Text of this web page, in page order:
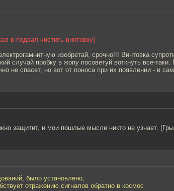
в подвал чистить винтовку]
изобретай, срочно!!! Винтовка
случай пробку в жопу посоветуй воткнуть все-таки.
не спасет, но вот от поноса при их появлении - в
защитит, и мои пошлые мысли никто не узнает.
было установлено,
отражению сигналов обратно в космос